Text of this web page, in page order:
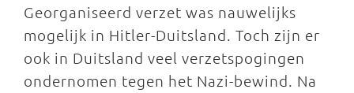
Georganiseerd verzet was nauwelijks
mogelijk in Hitler-Duitsland. Toch zijn er
ook in Duitsland veel verzetspogingen
ondernomen tegen het Nazi-bewind. Na